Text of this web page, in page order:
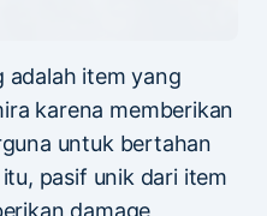
adalah item yang
karena memberikan
untuk bertahan
pasif unik dari item
damage